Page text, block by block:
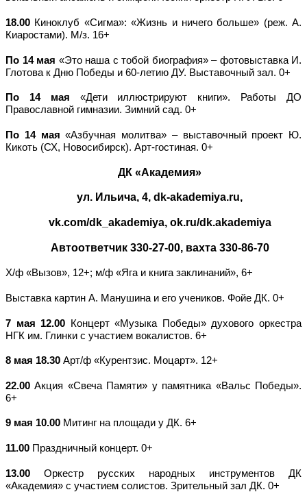
18.00 Киноклуб «Сигма»: «Жизнь и ничего больше» (реж. А.
Киаростами). М/з. 16+
По 14 мая «Это наша с тобой биография» – фотовыставка И.
Глотова к Дню Победы и 60-летию ДУ. Выставочный зал. 0+
По 14 мая «Дети иллюстрируют книги». Работы ДО
Православной гимназии. Зимний сад. 0+
По 14 мая «Азбучная молитва» – выставочный проект Ю.
Кикоть (СХ, Новосибирск). Арт-гостиная. 0+
ДК «Академия»
ул. Ильича, 4, dk-akademiya.ru,
vk.com/dk_akademiya, ok.ru/dk.akademiya
Автоответчик 330-27-00, вахта 330-86-70
Х/ф «Вызов», 12+; м/ф «Яга и книга заклинаний», 6+
Выставка картин А. Манушина и его учеников. Фойе ДК. 0+
7 мая 12.00 Концерт «Музыка Победы» духового оркестра
НГК им. Глинки с участием вокалистов. 6+
8 мая 18.30 Арт/ф «Курентзис. Моцарт». 12+
22.00 Акция «Свеча Памяти» у памятника «Вальс Победы».
6+
9 мая 10.00 Митинг на площади у ДК. 6+
11.00 Праздничный концерт. 0+
13.00 Оркестр русских народных инструментов ДК
«Академия» с участием солистов. Зрительный зал ДК. 0+